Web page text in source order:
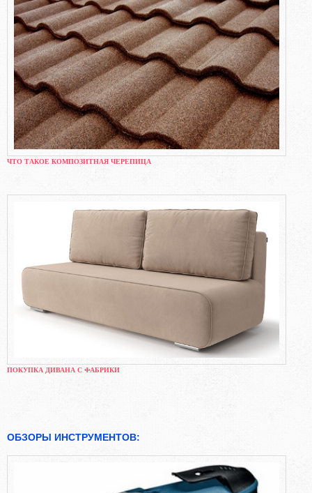
ЧТО ТАКОЕ КОМПОЗИТНАЯ ЧЕРЕПИЦА
ПОКУПКА ДИВАНА С ФАБРИКИ
ОБЗОРЫ ИНСТРУМЕНТОВ: